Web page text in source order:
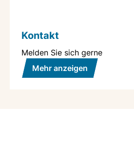
Kontakt
Melden Sie sich gerne
Mehr anzeigen